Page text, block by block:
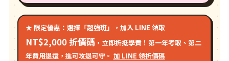
★ 限定優惠：選擇「超強班」，加入 LINE 領取
NT$2,000 折價碼，立即折抵學費！第一年考取、第二
年費用退還，進可攻退可守。 加 LINE 領折價碼